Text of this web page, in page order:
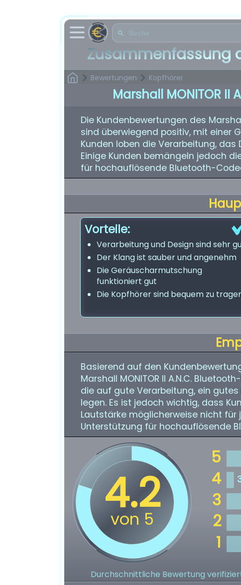
Zusammenfassung
Bewertungen Kopfhörer
Marshall MONITOR II
Die Kundenbewertungen des
sind überwiegend positiv, mit einer
Kunden loben die Verarbeitung, das
Einige Kunden bemängeln jedoch
für hochauflösende Bluetooth-
Vorteile:
Verarbeitung und Design sind sehr
Der Klang ist sauber und angenehm
Die Geräuscharmutschung
funktioniert gut
Die Kopfhörer sind bequem zu
Basierend auf den
Marshall MONITOR II A.N.C.
die auf gute Verarbeitung, ein
legen. Es ist jedoch wichtig, dass
Lautstärke möglicherweise nicht
Unterstützung für hochauflösende
Durchschnittliche Bewertung